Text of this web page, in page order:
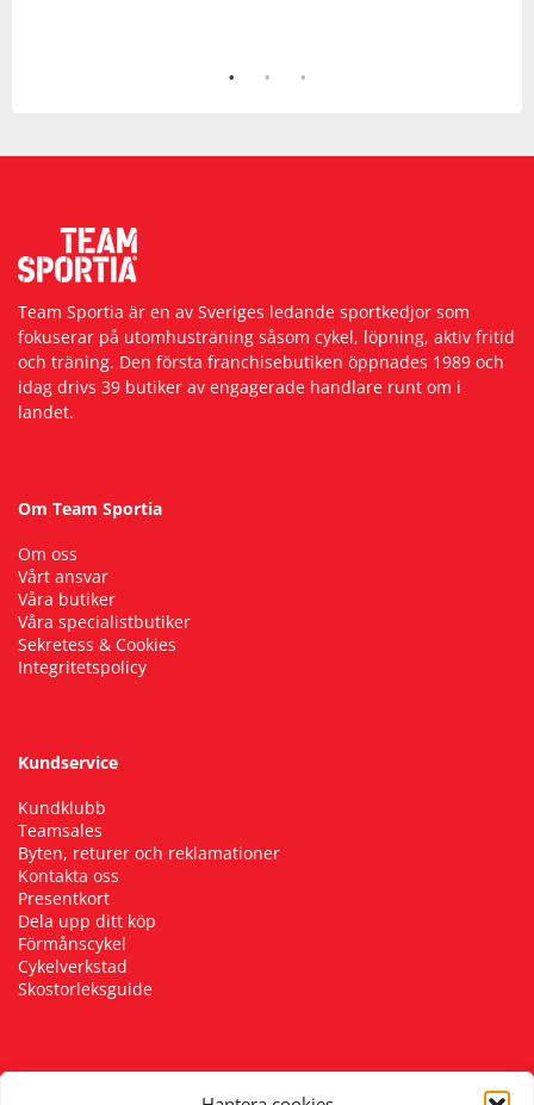
Team Sportia är en av Sveriges ledande sportkedjor som
fokuserar på utomhusträning såsom cykel, löpning, aktiv fritid
och träning. Den första franchisebutiken öppnades 1989 och
idag drivs 39 butiker av engagerade handlare runt om i
landet.
Om Team Sportia
Om oss
Vårt ansvar
Våra butiker
Våra specialistbutiker
Sekretess & Cookies
Integritetspolicy
Kundservice
Kundklubb
Teamsales
Byten, returer och reklamationer
Kontakta oss
Presentkort
Dela upp ditt köp
Förmånscykel
Cykelverkstad
Skostorleksguide